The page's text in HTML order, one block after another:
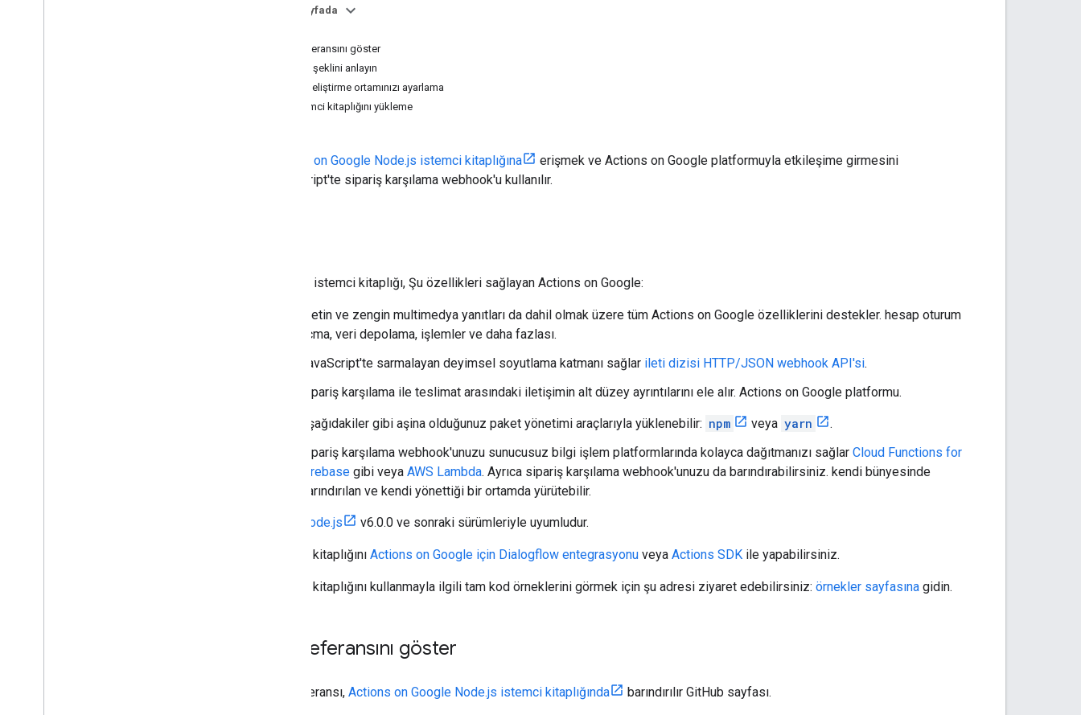
Bu sayfada
API referansını göster
İşleyiş şeklini anlayın
Yerel geliştirme ortamınızı ayarlama
İstemci kitaplığını yükleme
Actions on Google Node.js istemci kitaplığına
erişmek ve Actions on Google platformuyla etkileşime girmesini
JavaScript'te sipariş karşılama webhook'u kullanılır.
Node.js istemci kitaplığı, Şu özellikleri sağlayan Actions on Google:
Metin ve zengin multimedya yanıtları da dahil olmak üzere tüm Actions on Google özelliklerini destekler. hesap oturum
açma, veri depolama, işlemler ve daha fazlası.
JavaScript'te sarmalayan deyimsel soyutlama katmanı sağlar ileti dizisi HTTP/JSON webhook API'si.
Sipariş karşılama ile teslimat arasındaki iletişimin alt düzey ayrıntılarını ele alır. Actions on Google platformu.
Aşağıdakiler gibi aşina olduğunuz paket yönetimi araçlarıyla yüklenebilir: npm veya yarn
.
Sipariş karşılama webhook'unuzu sunucusuz bilgi işlem platformlarında kolayca dağıtmanızı sağlar Cloud Functions for
Firebase gibi veya AWS Lambda. Ayrıca sipariş karşılama webhook'unuzu da barındırabilirsiniz. kendi bünyesinde
barındırılan ve kendi yönettiği bir ortamda yürütebilir.
Node.js v6.0.0 ve sonraki sürümleriyle uyumludur.
İstemci kitaplığını Actions on Google için Dialogflow entegrasyonu veya Actions SDK ile yapabilirsiniz.
İstemci kitaplığını kullanmayla ilgili tam kod örneklerini görmek için şu adresi ziyaret edebilirsiniz: örnekler sayfasına gidin.
API referansını göster
API referansı, Actions on Google Node.js istemci kitaplığında barındırılır GitHub sayfası.